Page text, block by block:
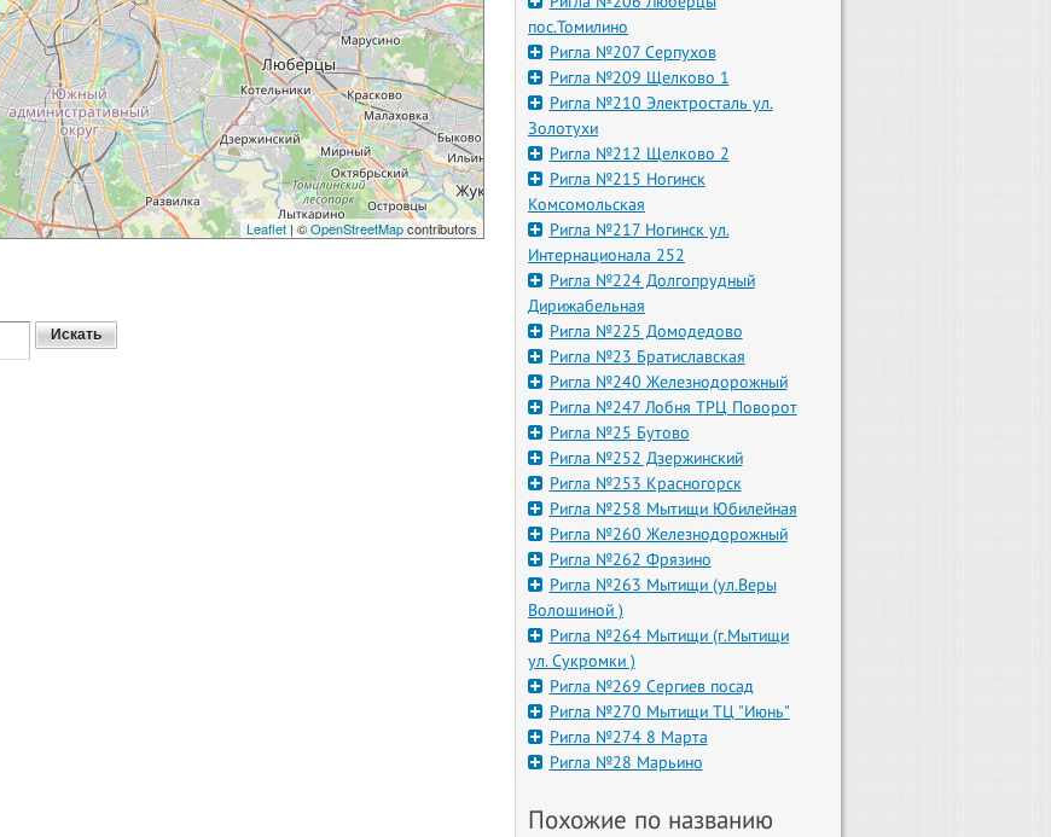
Leaflet | ©OpenStreetMapcontributors
пос.Томилино
Ригла №207 Серпухов
Ригла №209 Щелково 1
Ригла №210 Электросталь ул.
Золотухи
Ригла №212 Щелково 2
Ригла №215 Ногинск
Комсомольская
Ригла №217 Ногинск ул.
Интернационала 252
Ригла №224 Долгопрудный
Дирижабельная
Ригла №225 Домодедово
Ригла №23 Братиславская
Ригла №240 Железнодорожный
Ригла №247 Лобня ТРЦ Поворот
Ригла №25 Бутово
Ригла №252 Дзержинский
Ригла №253 Красногорск
Ригла №258 Мытищи Юбилейная
Ригла №260 Железнодорожный
Ригла №262 Фрязино
Ригла №263 Мытищи (ул.Веры
Волошиной )
Ригла №264 Мытищи (г.Мытищи
ул. Сукромки )
Ригла №269 Сергиев посад
Ригла №270 Мытищи ТЦ "Июнь"
Ригла №274 8 Марта
Ригла №28 Марьино
Похожие по названию